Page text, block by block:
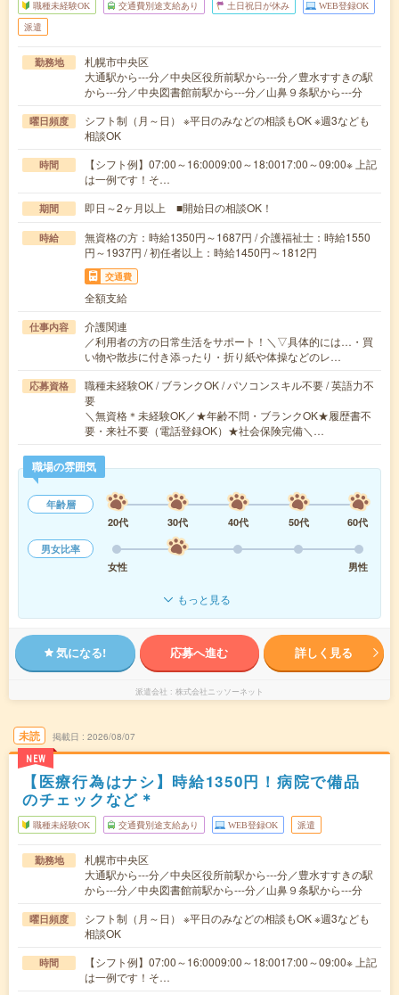
職種未経験OK 交通費別途支給あり 土日祝日が休み WEB登録OK
派遣
勤務地
札幌市中央区
大通駅から---分／中央区役所前駅から---分／豊水すすきの駅
から---分／中央図書館前駅から---分／山鼻９条駅から---分
曜日頻度
シフト制（月～日） ※平日のみなどの相談もOK ※週3なども
相談OK
時間
【シフト例】07:00～16:0009:00～18:0017:00～09:00※ 上記
は一例です！そ…
期間 即日～2ヶ月以上 ■開始日の相談OK！
時給
無資格の方：時給1350円～1687円 / 介護福祉士：時給1550
円～1937円 / 初任者以上：時給1450円～1812円
交通費
全額支給
仕事内容
介護関連
／利用者の方の日常生活をサポート！＼▽具体的には…・買
い物や散歩に付き添ったり・折り紙や体操などのレ…
応募資格
職種未経験OK / ブランクOK / パソコンスキル不要 / 英語力不
要
＼無資格＊未経験OK／★年齢不問・ブランクOK★履歴書不
要・来社不要（電話登録OK）★社会保険完備＼…
職場の雰囲気
年齢層
20代
30代 40代 50代
60代
男女比率
女性
男性
もっと見る
気になる! 応募へ進む 詳しく見る
派遣会社 株式会社ニッソーネット
未読
NEW
掲載日 2026/08/07
【医療行為はナシ】時給1350円！病院で備品
のチェックなど＊
職種未経験OK 交通費別途支給あり WEB登録OK 派遣
勤務地
札幌市中央区
大通駅から---分／中央区役所前駅から---分／豊水すすきの駅
から---分／中央図書館前駅から---分／山鼻９条駅から---分
曜日頻度
シフト制（月～日） ※平日のみなどの相談もOK ※週3なども
相談OK
時間
【シフト例】07:00～16:0009:00～18:0017:00～09:00※ 上記
は一例です！そ…